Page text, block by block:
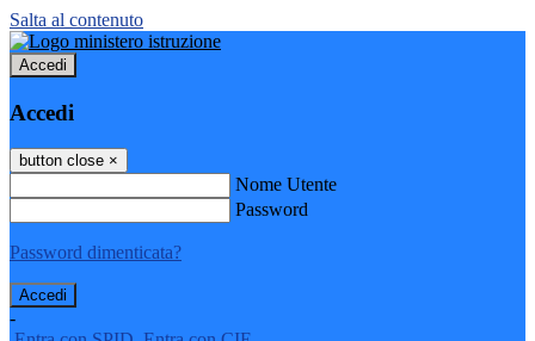
Salta al contenuto
Accedi
Accedi
button close ×
Nome Utente
Password
Password dimenticata?
-